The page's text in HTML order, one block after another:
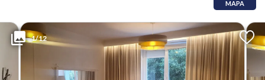
MAPA
1/12